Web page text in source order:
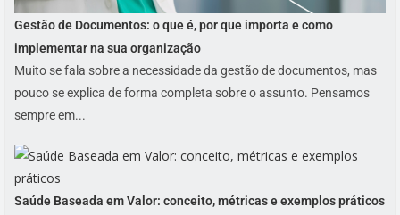
Gestão de Documentos: o que é, por que importa e como
implementar na sua organização
Muito se fala sobre a necessidade da gestão de documentos, mas
pouco se explica de forma completa sobre o assunto. Pensamos
sempre em...
Saúde Baseada em Valor: conceito, métricas e exemplos práticos